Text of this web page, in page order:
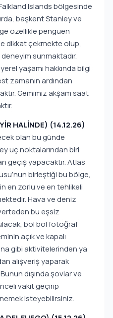
Islands bölgesinde
başkent Stanley ve
özellikle penguen
dikkat çekmekte olup,
sunmaktadır.
yaşamı hakkında bilgi
zamanın ardından
Gemimiz akşam saat
HALİNDE) (14.12.26)
olan bu günde
uç noktalarından biri
geçiş yapacaktır. Atlas
birleştiği bu bölge,
en zorlu ve en tehlikeli
Hava ve deniz
bu eşsiz
bol bol fotoğraf
açık ve kapalı
gibi aktivitelerinden ya
alışveriş yaparak
dışında şovlar ve
vakit geçirip
isteyebilirsiniz.